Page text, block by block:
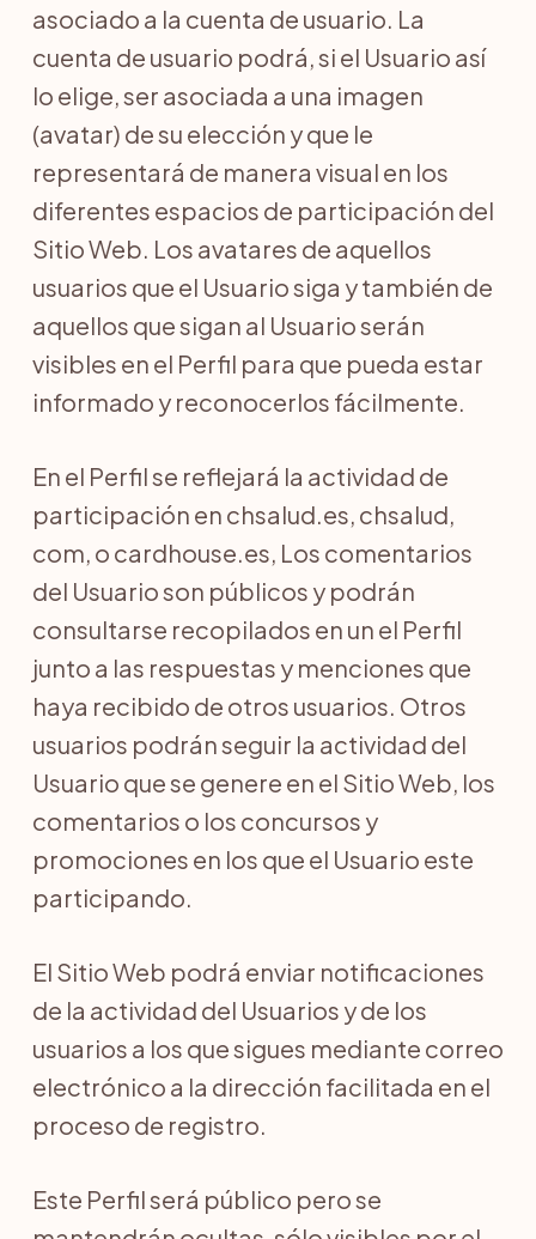
asociado a la cuenta de usuario. La
cuenta de usuario podrá, si el Usuario así
lo elige, ser asociada a una imagen
(avatar) de su elección y que le
representará de manera visual en los
diferentes espacios de participación del
Sitio Web. Los avatares de aquellos
usuarios que el Usuario siga y también de
aquellos que sigan al Usuario serán
visibles en el Perfil para que pueda estar
informado y reconocerlos fácilmente.
En el Perfil se reflejará la actividad de
participación en chsalud.es, chsalud,
com, o cardhouse.es, Los comentarios
del Usuario son públicos y podrán
consultarse recopilados en un el Perfil
junto a las respuestas y menciones que
haya recibido de otros usuarios. Otros
usuarios podrán seguir la actividad del
Usuario que se genere en el Sitio Web, los
comentarios o los concursos y
promociones en los que el Usuario este
participando.
El Sitio Web podrá enviar notificaciones
de la actividad del Usuarios y de los
usuarios a los que sigues mediante correo
electrónico a la dirección facilitada en el
proceso de registro.
Este Perfil será público pero se